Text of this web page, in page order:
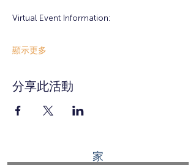
Virtual Event Information:
顯示更多
分享此活動
家